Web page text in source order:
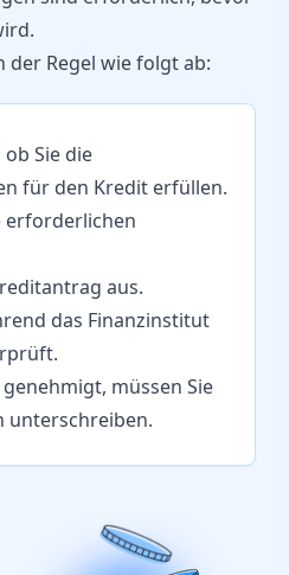
Regel wie folgt ab:
Sie die
für den Kredit erfüllen.
erforderlichen
aus.
das Finanzinstitut
müssen Sie
unterschreiben.